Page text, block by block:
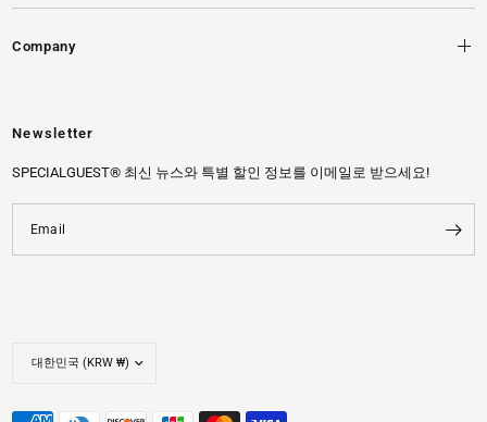
Company
Newsletter
SPECIALGUEST® 최신 뉴스와 특별 할인 정보를 이메일로 받으세요!
Email